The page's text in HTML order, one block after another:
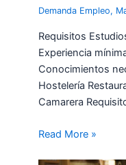
Demanda Empleo,
Requisitos
Experiencia
Conocimientos
Hostelería
Camarera
Read More »